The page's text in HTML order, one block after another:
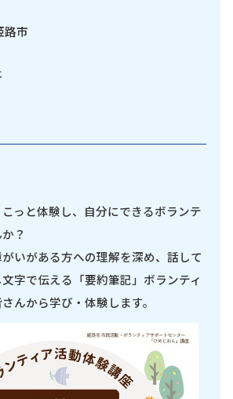
路市
っと体験し、自分にできるボランテ
？
いがある方への理解を深め、話して
字で伝える「要約筆記」ボランティ
んから学び・体験します。